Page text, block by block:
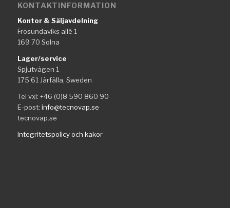
KONTAKTINFORMATION
Kontor & Säljavdelning
Frösundaviks allé 1
169 70 Solna
Lager/service
Spjutvägen 1
175 61 Järfälla, Sweden
Tel vxl: +46 (0)8 590 860 90
E-post: info@tecnovap.se
tecnovap.se
Integritetspolicy och kakor